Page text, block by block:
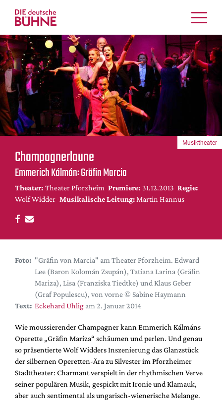
Kritiken
Schauspiel
Musiktheater
Tanz
Crossover
Bühnenwelt
Festivals & Veranstaltungen
Menschen & Theater
Themen
Internationales
Nachrufe
DdB-map
Premierensuche
Festival-Planer
Hefte
Alle Hefte
Leseproben
Podcast
Service
Shop / Abo
Newsletter
Champagnerlaune
Emmerich Kálmán: Gräfin Marcia
Theater: Theater Pforzheim Premiere: 31.12.2013 Regie:
Wolf Widder Musikalische Leitung: Martin Hannus
Musiktheater
Foto: "Gräfin von Marcia" am Theater Pforzheim. Edward
Lee (Baron Kolomán Zsupán), Tatiana Larina (Gräfin
Mariza), Lisa (Franziska Tiedtke) und Klaus Geber
(Graf Populescu), von vorne © Sabine Haymann
Text: Eckehard Uhlig am 2. Januar 2014
Wie moussierender Champagner kann Emmerich Kálmáns
Operette „Gräfin Mariza“ schäumen und perlen. Und genau
so präsentierte Wolf Widders Inszenierung das Glanzstück
der silbernen Operetten-Ära zu Silvester im Pforzheimer
Stadttheater: Charmant verspielt in der rhythmischen Verve
seiner populären Musik, gespickt mit Ironie und Klamauk,
aber auch sentimental als ungarisch-wienerische Melange.